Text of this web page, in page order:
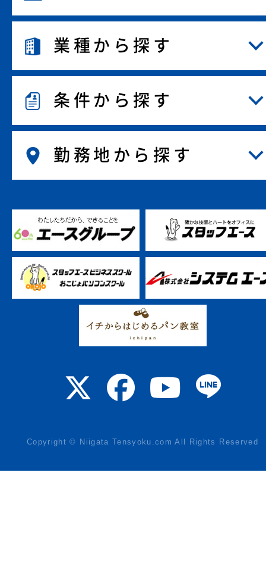
業種から探す
条件から探す
勤務地から探す
Copyright © Niigata Tensyoku.com All Rights Reserved